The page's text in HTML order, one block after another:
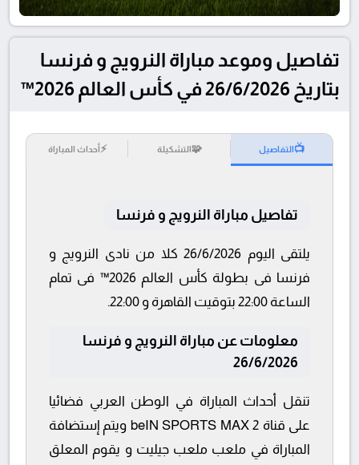
تفاصيل وموعد مباراة النرويج و فرنسا
بتاريخ 26/6/2026 في كأس العالم 2026™
📺التفاصيل 🧩التشكيلة ⚡أحداث المباراة
تفاصيل مباراة النرويج و فرنسا
يلتقى اليوم 26/6/2026 كلا من نادى النرويج و
فرنسا فى بطولة كأس العالم 2026™ فى تمام
الساعة 22:00 بتوقيت القاهرة و 22:00.
معلومات عن مباراة النرويج و فرنسا
26/6/2026
تنقل أحداث المباراة في الوطن العربي فضائيا
على قناة beIN SPORTS MAX 2 ويتم إستضافة
المباراة في ملعب ملعب جيليت و يقوم المعلق